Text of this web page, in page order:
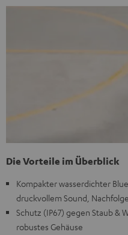
Die Vorteile im Überblick
Kompakter wasserdichter
druckvollem Sound,
Schutz (IP67) gegen Staub &
robustes Gehäuse